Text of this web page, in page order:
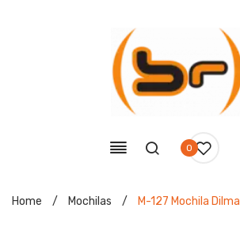
0
Home / Mochilas / M-127 Mochila Dilma